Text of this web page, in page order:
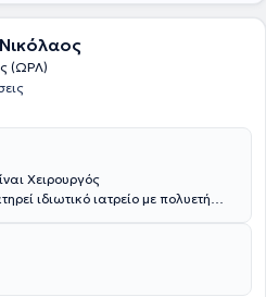
(ΩΡΛ)
Χειρουργός
ιδιωτικό ιατρείο με πολυετή
"La Sapienza" και ειδικεύθηκε
- Πειραιά. Μετεκπαιδεύτηκε στο
στην ενδοσκοπική χειρουργική